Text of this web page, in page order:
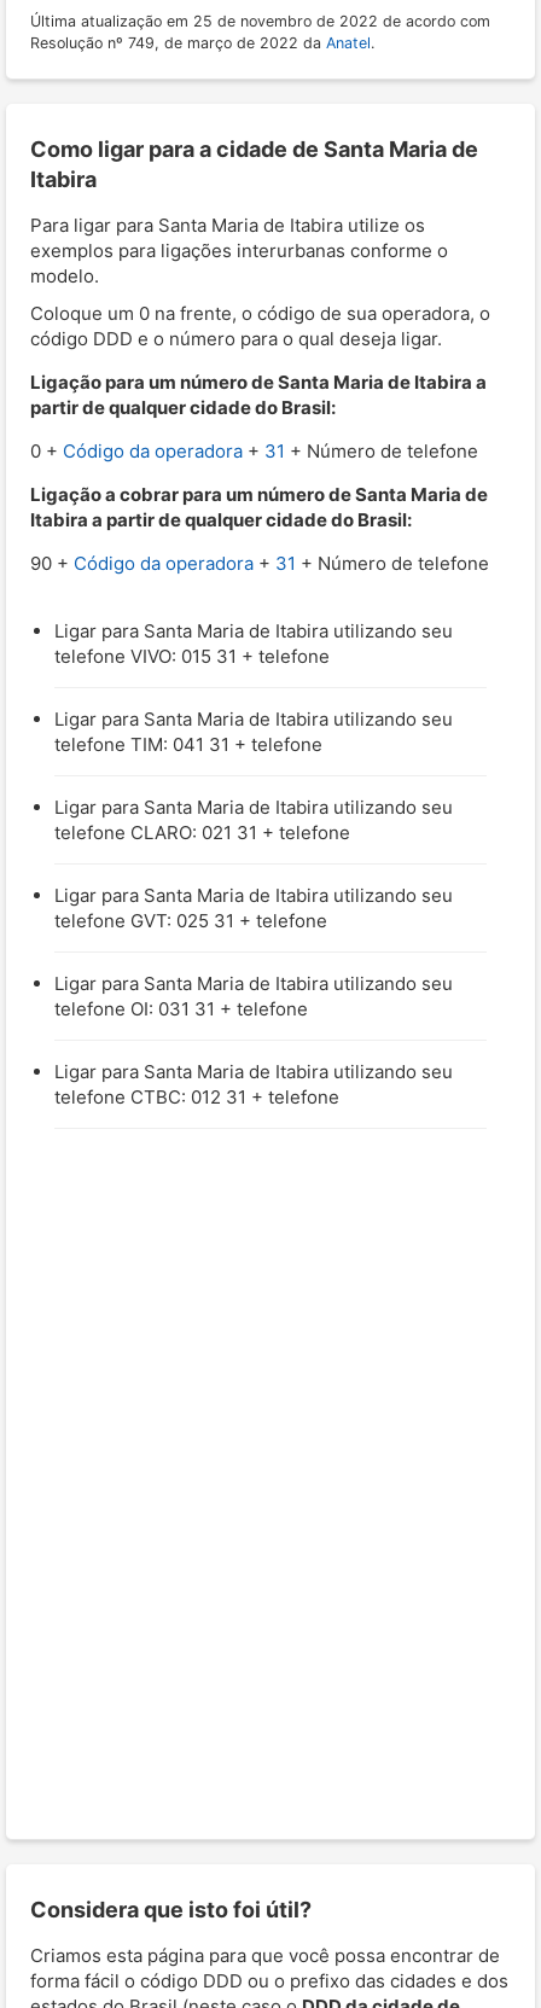
Última atualização em 25 de novembro de 2022 de acordo com
Resolução nº 749, de março de 2022 da Anatel.
Como ligar para a cidade de Santa Maria de
Itabira
Para ligar para Santa Maria de Itabira utilize os
exemplos para ligações interurbanas conforme o
modelo.
Coloque um 0 na frente, o código de sua operadora, o
código DDD e o número para o qual deseja ligar.
Ligação para um número de Santa Maria de Itabira a
partir de qualquer cidade do Brasil:
0 + Código da operadora + 31 + Número de telefone
Ligação a cobrar para um número de Santa Maria de
Itabira a partir de qualquer cidade do Brasil:
90 + Código da operadora + 31 + Número de telefone
Ligar para Santa Maria de Itabira utilizando seu
telefone VIVO: 015 31 + telefone
Ligar para Santa Maria de Itabira utilizando seu
telefone TIM: 041 31 + telefone
Ligar para Santa Maria de Itabira utilizando seu
telefone CLARO: 021 31 + telefone
Ligar para Santa Maria de Itabira utilizando seu
telefone GVT: 025 31 + telefone
Ligar para Santa Maria de Itabira utilizando seu
telefone OI: 031 31 + telefone
Ligar para Santa Maria de Itabira utilizando seu
telefone CTBC: 012 31 + telefone
Considera que isto foi útil?
Criamos esta página para que você possa encontrar de
forma fácil o código DDD ou o prefixo das cidades e dos